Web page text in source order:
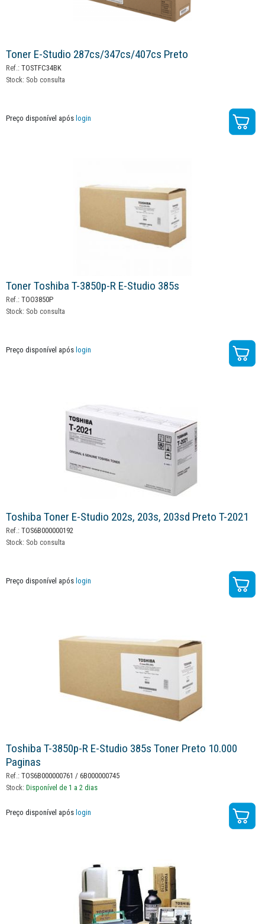
Toner E-Studio 287cs/347cs/407cs Preto
Ref.: TOSTFC34BK
Stock: Sob consulta
Preço disponível após login
Toner Toshiba T-3850p-R E-Studio 385s
Ref.: TOO3850P
Stock: Sob consulta
Preço disponível após login
Toshiba Toner E-Studio 202s, 203s, 203sd Preto T-2021
Ref.: TOS6B000000192
Stock: Sob consulta
Preço disponível após login
Toshiba T-3850p-R E-Studio 385s Toner Preto 10.000
Paginas
Ref.: TOS6B000000761 / 6B000000745
Stock: Disponível de 1 a 2 dias
Preço disponível após login